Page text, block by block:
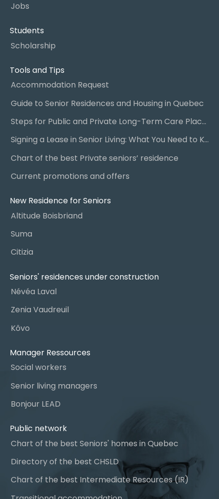
Jobs
Students
Scholarship
Tools and Tips
Accommodation Request
Guide to Senior Residences and Housing in Quebec
Steps for Public and Private Long-Term Care Placement
Signing a Lease in Senior Living: What You Need to Know
Chart of the best Private seniors’ residence
Current promotions and offers
New Residence for Seniors
Altitude Boisbriand
Suma
Citizia
Seniors' residences under construction
Névéa Laval
Zenia Vaudreuil
Kôvo
Manager Ressources
Social workers
Senior living managers
Bonjour LEAD
Public network
Chart of the best Seniors' homes in Quebec
Directory of the best CHSLD
Chart of the best Intermediate Resources (IR)